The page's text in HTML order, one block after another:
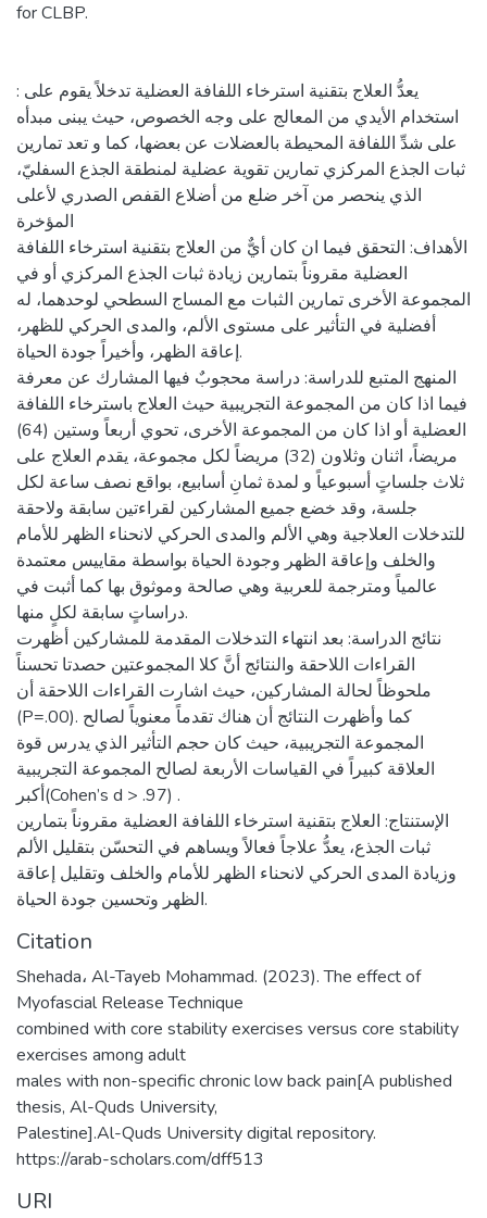
for CLBP.
: يعدُّ العلاج بتقنية استرخاء اللفافة العضلية تدخلاً يقوم على
استخدام الأيدي من المعالج على وجه الخصوص، حيث يبنى مبدأه
على شدِّ اللفافة المحيطة بالعضلات عن بعضها، كما و تعد تمارين
ثبات الجذع المركزي تمارين تقوية عضلية لمنطقة الجذع السفليّ،
الذي ينحصر من آخر ضلع من أضلاع القفص الصدري لأعلى
المؤخرة
الأهداف: التحقق فيما ان كان أيٌّ من العلاج بتقنية استرخاء اللفافة
العضلية مقروناً بتمارين زيادة ثبات الجذع المركزي أو في
المجموعة الأخرى تمارين الثبات مع المساج السطحي لوحدهما، له
أفضلية في التأثير على مستوى الألم، والمدى الحركي للظهر،
إعاقة الظهر، وأخيراً جودة الحياة.
المنهج المتبع للدراسة: دراسة محجوبٌ فيها المشارك عن معرفة
فيما اذا كان من المجموعة التجريبية حيث العلاج باسترخاء اللفافة
العضلية أو اذا كان من المجموعة الأخرى، تحوي أربعاً وستين (64)
مريضاً، اثنان وثلاون (32) مريضاً لكل مجموعة، يقدم العلاج على
ثلاث جلساتٍ أسبوعياً و لمدة ثمانِ أسابيع، بواقع نصف ساعة لكل
جلسة، وقد خضع جميع المشاركين لقراءتين سابقة ولاحقة
للتدخلات العلاجية وهي الألم والمدى الحركي لانحناء الظهر للأمام
والخلف وإعاقة الظهر وجودة الحياة بواسطة مقاييس معتمدة
عالمياً ومترجمة للعربية وهي صالحة وموثوق بها كما أثبت في
دراساتٍ سابقة لكلٍ منها.
نتائج الدراسة: بعد انتهاء التدخلات المقدمة للمشاركين أظهرت
القراءات اللاحقة والنتائج أنَّ كلا المجموعتين حصدتا تحسناً
ملحوظاً لحالة المشاركين، حيث اشارت القراءات اللاحقة أن
(P=.00). كما وأظهرت النتائج أن هناك تقدماً معنوياً لصالح
المجموعة التجريبية، حيث كان حجم التأثير الذي يدرس قوة
العلاقة كبيراً في القياسات الأربعة لصالح المجموعة التجريبية
أكبر(Cohen’s d > .97) .
الإستنتاج: العلاج بتقنية استرخاء اللفافة العضلية مقروناً بتمارين
ثبات الجذع، يعدُّ علاجاً فعالاً ويساهم في التحسّن بتقليل الألم
وزيادة المدى الحركي لانحناء الظهر للأمام والخلف وتقليل إعاقة
الظهر وتحسين جودة الحياة.
Citation
Shehada، Al-Tayeb Mohammad. (2023). The effect of
Myofascial Release Technique
combined with core stability exercises versus core stability
exercises among adult
males with non-specific chronic low back pain[A published
thesis, Al-Quds University,
Palestine].Al-Quds University digital repository.
https://arab-scholars.com/dff513
URI